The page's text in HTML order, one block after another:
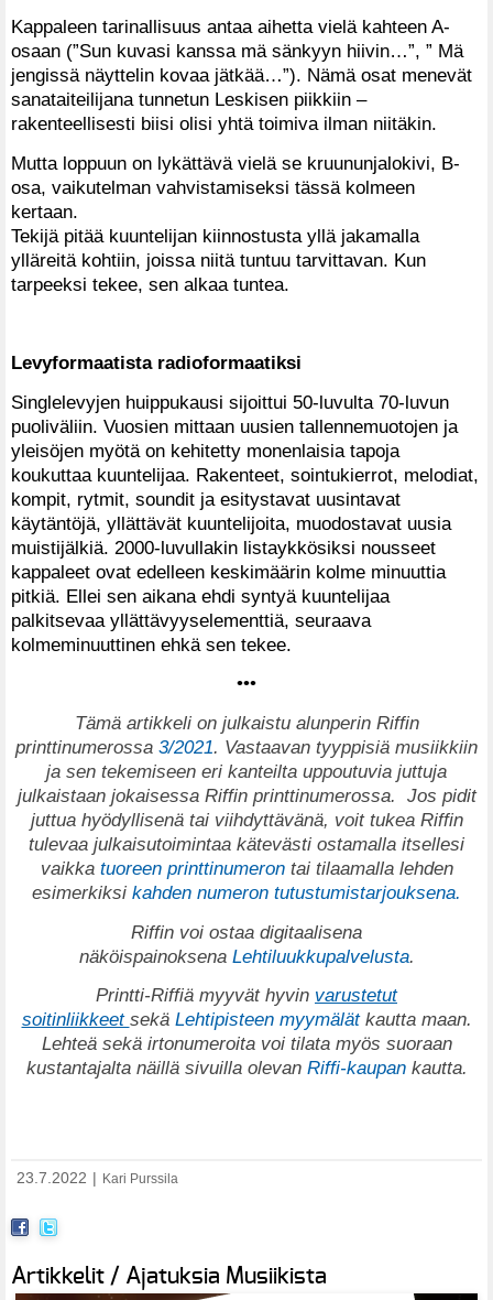
Kappaleen tarinallisuus antaa aihetta vielä kahteen A-
osaan (”Sun kuvasi kanssa mä sänkyyn hiivin…”, ” Mä
jengissä näyttelin kovaa jätkää…”). Nämä osat menevät
sanataiteilijana tunnetun Leskisen piikkiin –
rakenteellisesti biisi olisi yhtä toimiva ilman niitäkin.
Mutta loppuun on lykättävä vielä se kruununjalokivi, B-
osa, vaikutelman vahvistamiseksi tässä kolmeen
kertaan.
Tekijä pitää kuuntelijan kiinnostusta yllä jakamalla
ylläreitä kohtiin, joissa niitä tuntuu tarvittavan. Kun
tarpeeksi tekee, sen alkaa tuntea.
Levyformaatista radioformaatiksi
Singlelevyjen huippukausi sijoittui 50-luvulta 70-luvun
puoliväliin. Vuosien mittaan uusien tallennemuotojen ja
yleisöjen myötä on kehitetty monenlaisia tapoja
koukuttaa kuuntelijaa. Rakenteet, sointukierrot, melodiat,
kompit, rytmit, soundit ja esitystavat uusintavat
käytäntöjä, yllättävät kuuntelijoita, muodostavat uusia
muistijälkiä. 2000-luvullakin listaykkösiksi nousseet
kappaleet ovat edelleen keskimäärin kolme minuuttia
pitkiä. Ellei sen aikana ehdi syntyä kuuntelijaa
palkitsevaa yllättävyyselementtiä, seuraava
kolmeminuuttinen ehkä sen tekee.
•••
Tämä artikkeli on julkaistu alunperin Riffin
printtinumerossa 3/2021. Vastaavan tyyppisiä musiikkiin
ja sen tekemiseen eri kanteilta uppoutuvia juttuja
julkaistaan jokaisessa Riffin printtinumerossa. Jos pidit
juttua hyödyllisenä tai viihdyttävänä, voit tukea Riffin
tulevaa julkaisutoimintaa kätevästi ostamalla itsellesi
vaikka tuoreen printtinumerontai tilaamalla lehden
esimerkiksi kahden numeron tutustumistarjouksena.
Riffin voi ostaa digitaalisena
näköispainoksena Lehtiluukkupalvelusta.
Printti-Riffiä myyvät hyvin varustetut
soitinliikkeet sekä Lehtipisteen myymälätkautta maan.
Lehteä sekä irtonumeroita voi tilata myös suoraan
kustantajalta näillä sivuilla olevan Riffi-kaupankautta.
23.7.2022 Kari Purssila
Artikkelit / Ajatuksia Musiikista